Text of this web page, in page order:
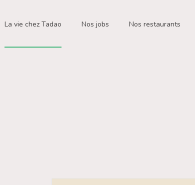
La vie chez Tadao Nos jobs Nos restaurants